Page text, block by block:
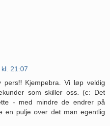
21:07
pers!! Kjempebra. Vi løp veldig
som skiller oss. (c: Det
- med mindre de endrer på
en pulje over det man egentlig